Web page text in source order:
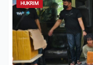
HUKRIM